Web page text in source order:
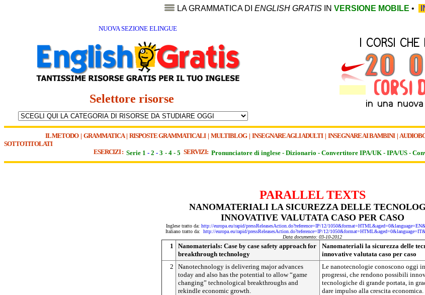
LA GRAMMATICA DI ENGLISH GRATIS IN VERSIONE MOBILE •
NUOVA SEZIONE ELINGUE
Selettore risorse
IL METODO| GRAMMATICA| RISPOSTE GRAMMATICALI| MULTIBLOG| INSEGNARE AGLI ADULTI | INSEGNARE AI BAMBINI|
SOTTOTITOLATI
ESERCIZI : Serie 1 - 2 - 3 - 4 - 5 SERVIZI: Pronunciatore di inglese - Dizionario - Convertitore IPA/UK - IPA/US -
PARALLEL TEXTS
NANOMATERIALI LA SICUREZZA DELLE
INNOVATIVE VALUTATA CASO PER CASO
Inglese tratto da: http://europa.eu/rapid/pressReleasesAction.do?reference=IP/12/
Italiano tratto da: http://europa.eu/rapid/pressReleasesAction.do?reference=IP/12/
Data documento: 03-10-2012
1
Nanomaterials: Case by case safety approach for
breakthrough technology
Nanomateriali la sicurezza delle
innovative valutata caso per caso
2
Nanotechnology is delivering major advances
today and also has the potential to allow “game
changing” technological breakthroughs and
rekindle economic growth.
Le nanotecnologie conoscono oggi
progressi, che rendono possibili
tecnologiche di grande portata, in
dare impulso alla crescita economica.